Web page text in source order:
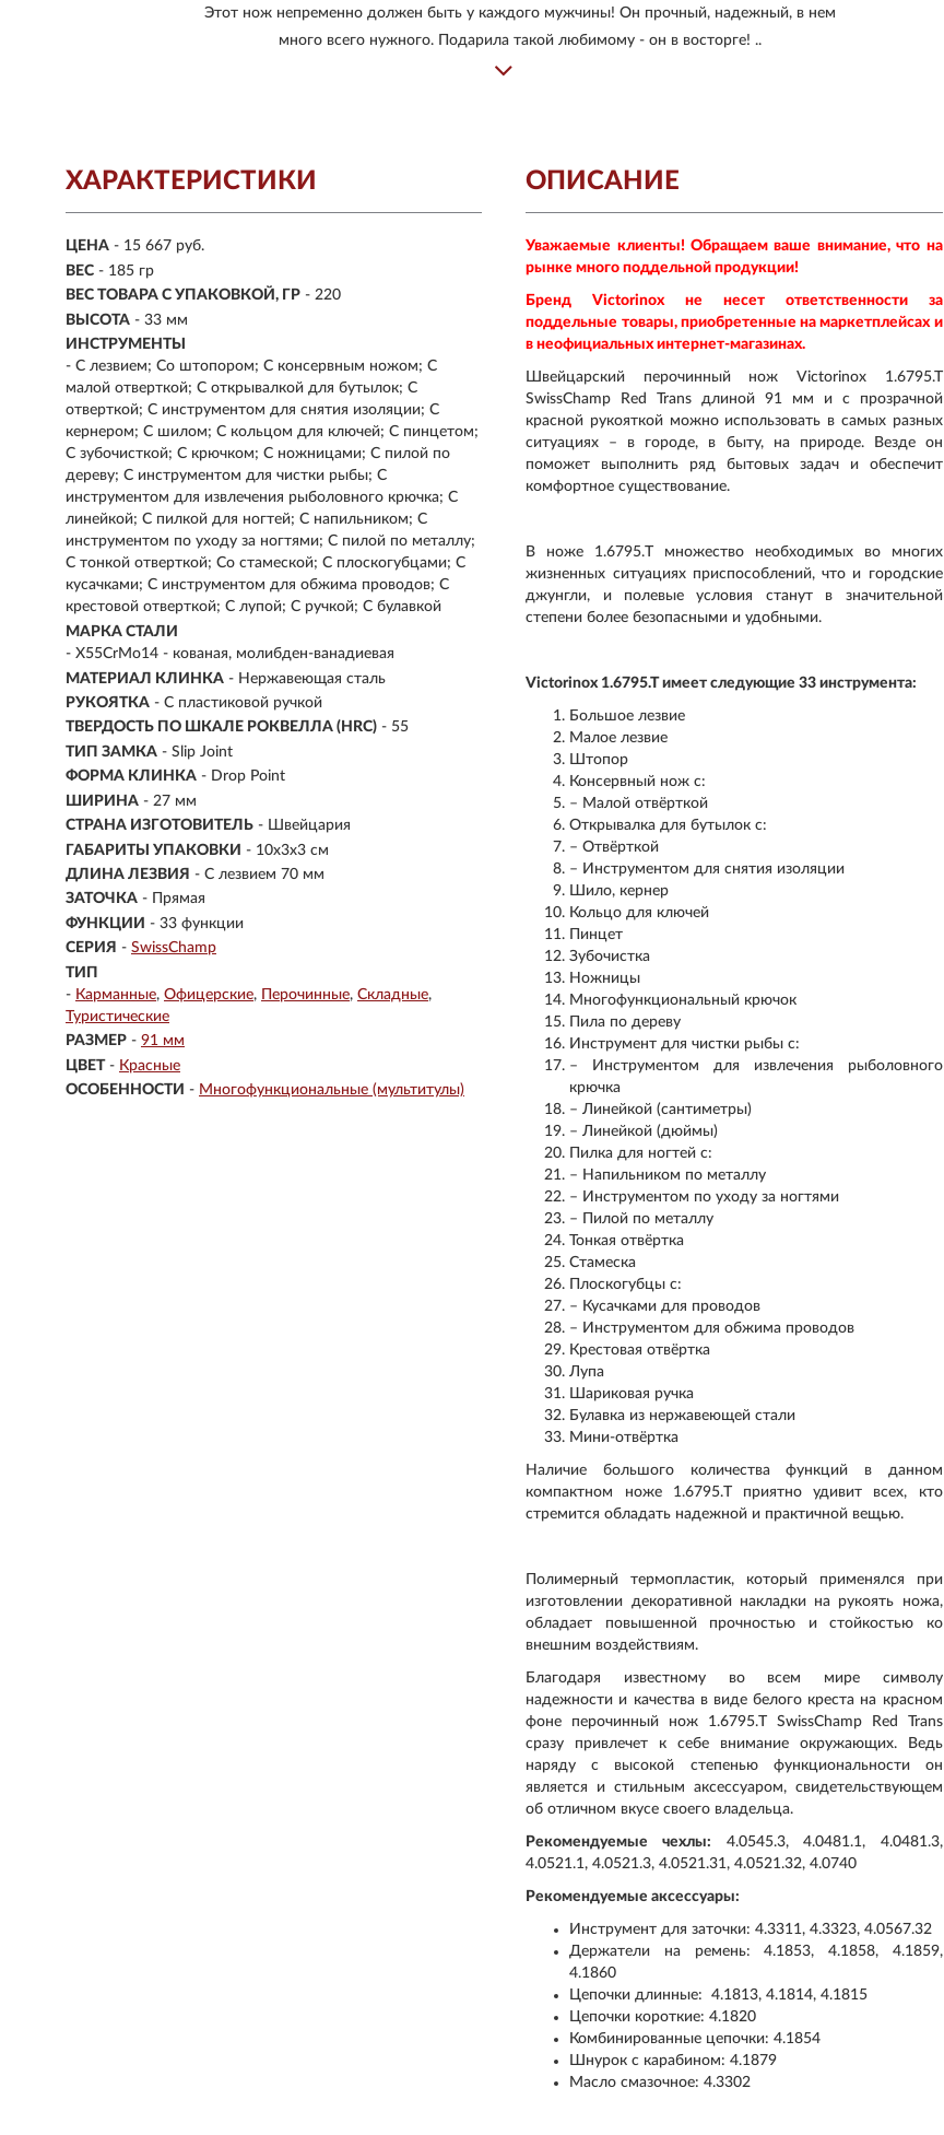
Этот нож непременно должен быть у каждого мужчины! Он прочный, надежный, в нем
много всего нужного. Подарила такой любимому - он в восторге! ..
ХАРАКТЕРИСТИКИ
ЦЕНА - 15 667 руб.
ВЕС - 185 гр
ВЕС ТОВАРА С УПАКОВКОЙ, ГР - 220
ВЫСОТА - 33 мм
ИНСТРУМЕНТЫ
- С лезвием; Со штопором; С консервным ножом; С
малой отверткой; С открывалкой для бутылок; С
отверткой; С инструментом для снятия изоляции; С
кернером; С шилом; С кольцом для ключей; С пинцетом;
С зубочисткой; С крючком; С ножницами; С пилой по
дереву; С инструментом для чистки рыбы; С
инструментом для извлечения рыболовного крючка; С
линейкой; С пилкой для ногтей; С напильником; С
инструментом по уходу за ногтями; С пилой по металлу;
С тонкой отверткой; Со стамеской; С плоскогубцами; С
кусачками; С инструментом для обжима проводов; С
крестовой отверткой; С лупой; С ручкой; С булавкой
МАРКА СТАЛИ
- X55CrMo14 - кованая, молибден-ванадиевая
МАТЕРИАЛ КЛИНКА - Нержавеющая сталь
РУКОЯТКА - С пластиковой ручкой
ТВЕРДОСТЬ ПО ШКАЛЕ РОКВЕЛЛА (HRC) - 55
ТИП ЗАМКА - Slip Joint
ФОРМА КЛИНКА - Drop Point
ШИРИНА - 27 мм
СТРАНА ИЗГОТОВИТЕЛЬ - Швейцария
ГАБАРИТЫ УПАКОВКИ - 10x3x3 см
ДЛИНА ЛЕЗВИЯ - С лезвием 70 мм
ЗАТОЧКА - Прямая
ФУНКЦИИ - 33 функции
СЕРИЯ - SwissChamp
ТИП
- Карманные Офицерские Перочинные Складные
Туристические
РАЗМЕР - 91 мм
ЦВЕТ - Красные
ОСОБЕННОСТИ - Многофункциональные (мультитулы)
ОПИСАНИЕ
Уважаемые клиенты! Обращаем ваше внимание, что на
рынке много поддельной продукции!
Бренд Victorinox не несет ответственности за
поддельные товары, приобретенные на маркетплейсах и
в неофициальных интернет-магазинах.
Швейцарский перочинный нож Victorinox 1.6795.T
SwissChamp Red Trans длиной 91 мм и с прозрачной
красной рукояткой можно использовать в самых разных
ситуациях – в городе, в быту, на природе. Везде он
поможет выполнить ряд бытовых задач и обеспечит
комфортное существование.
В ноже 1.6795.T множество необходимых во многих
жизненных ситуациях приспособлений, что и городские
джунгли, и полевые условия станут в значительной
степени более безопасными и удобными.
Victorinox 1.6795.T имеет следующие 33 инструмента:
Большое лезвие
Малое лезвие
Штопор
Консервный нож с:
– Малой отвёрткой
Открывалка для бутылок с:
– Отвёрткой
– Инструментом для снятия изоляции
Шило, кернер
Кольцо для ключей
Пинцет
Зубочистка
Ножницы
Многофункциональный крючок
Пила по дереву
Инструмент для чистки рыбы с:
– Инструментом для извлечения рыболовного
крючка
– Линейкой (сантиметры)
– Линейкой (дюймы)
Пилка для ногтей с:
– Напильником по металлу
– Инструментом по уходу за ногтями
– Пилой по металлу
Тонкая отвёртка
Стамеска
Плоскогубцы с:
– Кусачками для проводов
– Инструментом для обжима проводов
Крестовая отвёртка
Лупа
Шариковая ручка
Булавка из нержавеющей стали
Мини-отвёртка
Наличие большого количества функций в данном
компактном ноже 1.6795.T приятно удивит всех, кто
стремится обладать надежной и практичной вещью.
Полимерный термопластик, который применялся при
изготовлении декоративной накладки на рукоять ножа,
обладает повышенной прочностью и стойкостью ко
внешним воздействиям.
Благодаря известному во всем мире символу
надежности и качества в виде белого креста на красном
фоне перочинный нож 1.6795.T SwissChamp Red Trans
сразу привлечет к себе внимание окружающих. Ведь
наряду с высокой степенью функциональности он
является и стильным аксессуаром, свидетельствующем
об отличном вкусе своего владельца.
Рекомендуемые чехлы: 4.0545.3, 4.0481.1, 4.0481.3,
4.0521.1, 4.0521.3, 4.0521.31, 4.0521.32, 4.0740
Рекомендуемые аксессуары:
Инструмент для заточки: 4.3311, 4.3323, 4.0567.32
Держатели на ремень: 4.1853, 4.1858, 4.1859,
4.1860
Цепочки длинные: 4.1813, 4.1814, 4.1815
Цепочки короткие: 4.1820
Комбинированные цепочки: 4.1854
Шнурок с карабином: 4.1879
Масло смазочное: 4.3302